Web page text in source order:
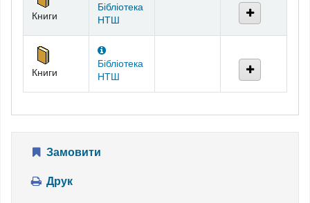
Книги
Бібліотека
НТШ
Книги
Бібліотека
НТШ
Замовити
Друк